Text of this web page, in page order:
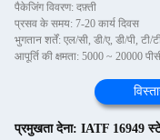
पैकेजिंग विवरण: दफ़्ती
प्रसव के समय: 7-20 कार्य दिवस
भुगतान शर्तें: एल/सी, डी/ए, डी/पी, टी/
आपूर्ति की क्षमता: 5000 ~ 20000
प्रमुखता देना: IATF 16949